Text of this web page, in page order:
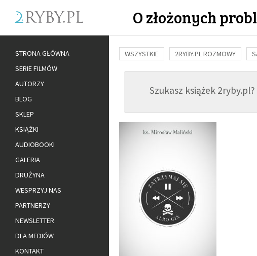
O złożonych
WSZYSTKIE 2RYBY.PL ROZMOWY
BUDOWANIE WIĘZI RODZINA
ADOPCJASzukasz książek
STRONA GŁÓWNA
SERIE FILMÓW
AUTORZY
BLOG
SKLEP
KSIĄŻKI
AUDIOBOOKI
GALERIA
DRUŻYNA
WESPRZYJ NAS
PARTNERZY
NEWSLETTER
DLA MEDIÓW
KONTAKT